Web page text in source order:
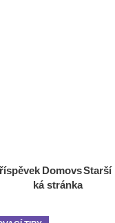
Starší
Domovs
ká stránka